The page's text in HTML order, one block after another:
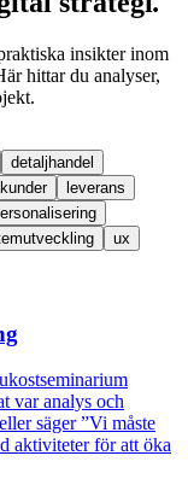
insikter inom
hittar du analyser,
detaljhandel
kunder
leverans
ux
var analys och
säger ”Vi måste
aktiviteter för att öka